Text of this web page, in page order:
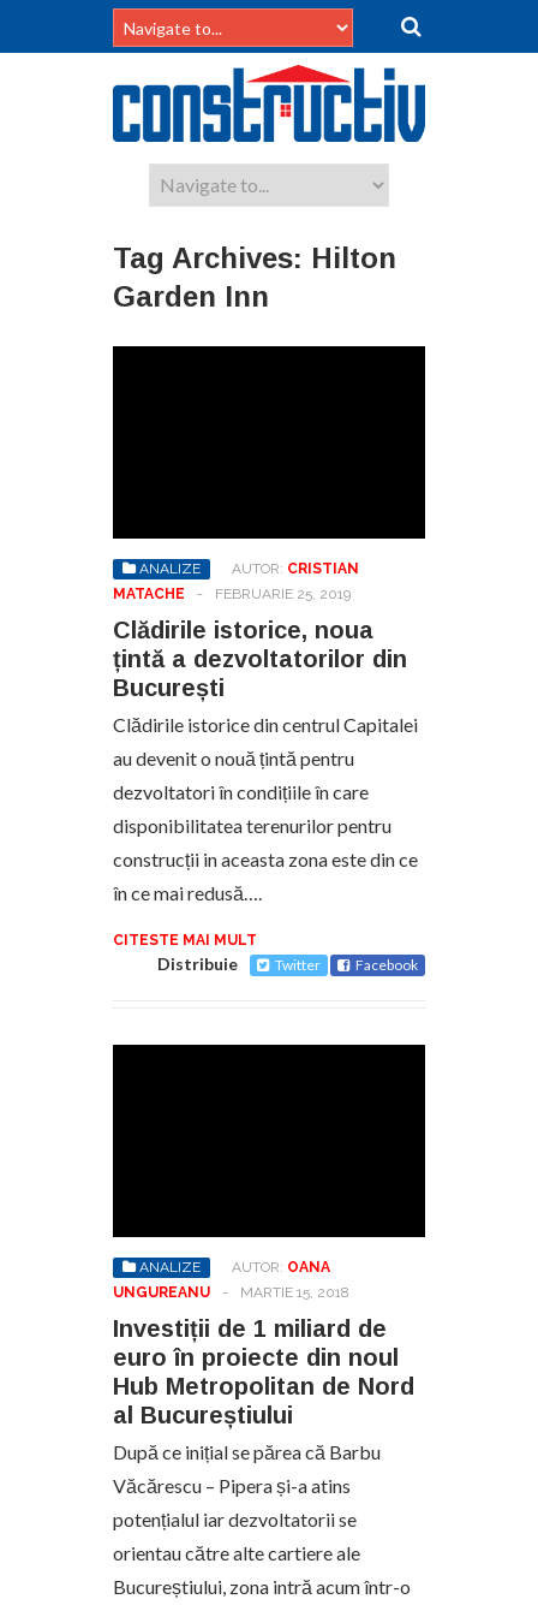
Tag Archives: Hilton
Garden Inn
ANALIZE AUTOR: CRISTIAN
MATACHE
- FEBRUARIE 25, 2019
Clădirile istorice, noua
țintă a dezvoltatorilor din
București
Clădirile istorice din centrul Capitalei
au devenit o nouă țintă pentru
dezvoltatori în condițiile în care
disponibilitatea terenurilor pentru
construcții in aceasta zona este din ce
în ce mai redusă….
CITESTE MAI MULT
Distribuie Twitter Facebook
ANALIZE AUTOR: OANA
UNGUREANU
- MARTIE 15, 2018
Investiții de 1 miliard de
euro în proiecte din noul
Hub Metropolitan de Nord
al Bucureștiului
După ce inițial se părea că Barbu
Văcărescu – Pipera și-a atins
potențialul iar dezvoltatorii se
orientau către alte cartiere ale
Bucureștiului, zona intră acum într-o